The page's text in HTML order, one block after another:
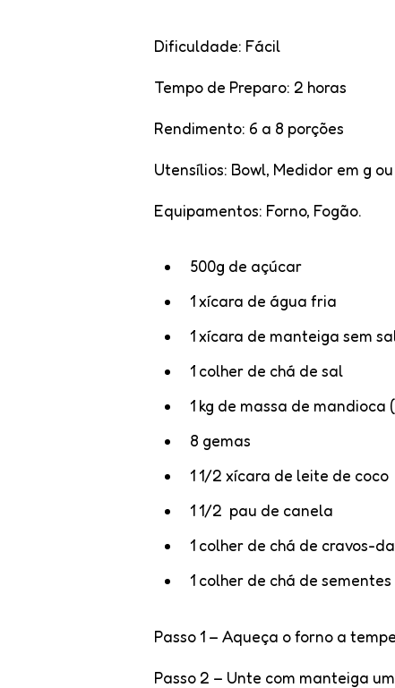
Dificuldade: Fácil
Tempo de Preparo: 2 horas
Rendimento: 6 a 8 porções
Utensílios: Bowl, Medidor em g
Equipamentos: Forno, Fogão.
500g de açúcar
1 xícara de água fria
1 xícara de manteiga sem
1 colher de chá de sal
1 kg de massa de mandioca
8 gemas
1 1/2 xícara de leite de coco
1 1/2 pau de canela
1 colher de chá de cravos-
1 colher de chá de
Passo 1 – Aqueça o forno a
Passo 2 – Unte com manteiga